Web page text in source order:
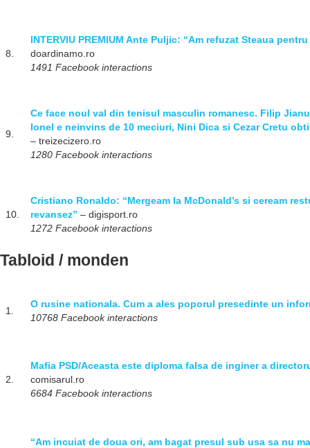
8.
INTERVIU PREMIUM Ante Puljic: “Am refuzat Steaua
doardinamo.ro
1491 Facebook interactions
9.
Ce face noul val din tenisul masculin romanesc. Filip
Ionel e neinvins de 10 meciuri, Nini Dica si Cezar Cretu
– treizecizero.ro
1280 Facebook interactions
10.
Cristiano Ronaldo: “Mergeam la McDonald’s si ceream
revansez” – digisport.ro
1272 Facebook interactions
Tabloid / monden
1.
O rusine nationala. Cum a ales poporul presedinte un
10768 Facebook interactions
2.
Mafia PSD/Aceasta este diploma falsa de inginer a
comisarul.ro
6684 Facebook interactions
“Am incuiat de doua ori, am bagat presul sub usa sa nu